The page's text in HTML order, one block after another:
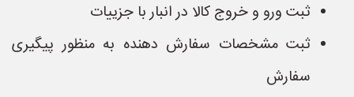
ثبت ورو و خروج کالا در انبار با جزییات
ثبت مشخصات سفارش دهنده به منظور پیگیری
سفارش